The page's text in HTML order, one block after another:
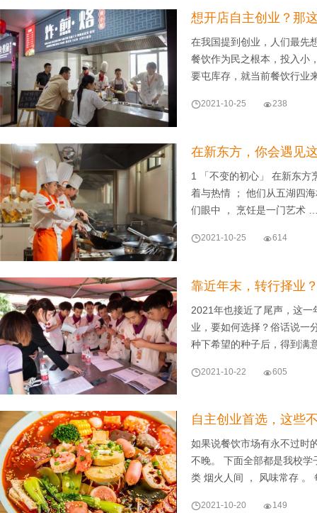
想开店自主创业？那
在我国提到创业，人们最先
餐饮作为民之根本，投入小
要屯库存，就当前餐饮行
2021-10-25 238
在新东方，你会遇见
1 「不变的初心」 在新东方
着与热情 ； 他们从五湖四
们眼中 ， 烹饪是一门艺术
2021-10-25 614
靠近年末，转行择业
2021年也接近了尾声，这
业，要如何选择？俗话说一
种下希望的种子后，得到
2021-10-22 605
自主创业首选，这些
如果说餐饮市场有永不过时
不晚。 下面全部都是我校
类 烟火人间 ， 风味常存
2021-10-20 149